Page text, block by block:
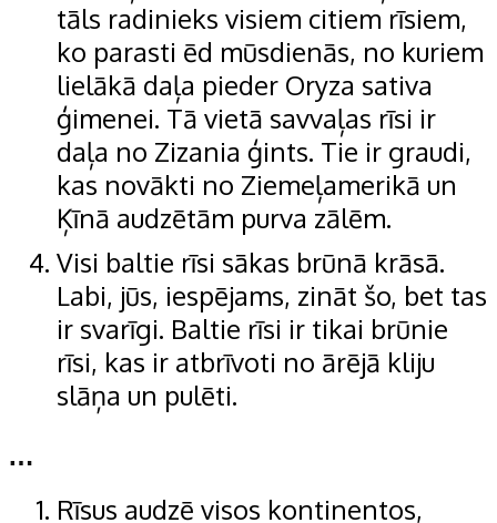
tāls radinieks visiem citiem rīsiem,
ko parasti ēd mūsdienās, no kuriem
lielākā daļa pieder Oryza sativa
ģimenei. Tā vietā savvaļas rīsi ir
daļa no Zizania ģints. Tie ir graudi,
kas novākti no Ziemeļamerikā un
Ķīnā audzētām purva zālēm.
Visi baltie rīsi sākas brūnā krāsā.
Labi, jūs, iespējams, zināt šo, bet tas
ir svarīgi. Baltie rīsi ir tikai brūnie
rīsi, kas ir atbrīvoti no ārējā kliju
slāņa un pulēti.
…
Rīsus audzē visos kontinentos,